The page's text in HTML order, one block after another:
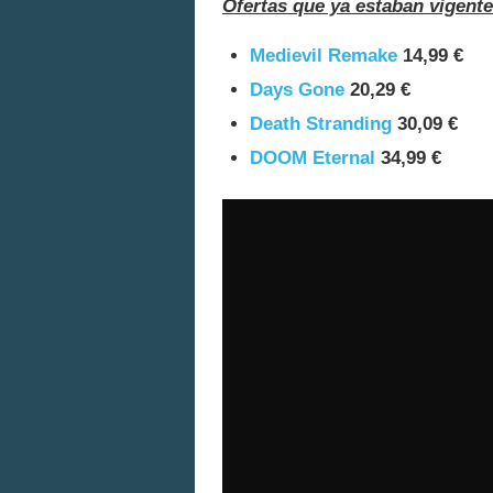
Ofertas que ya estaban
Medievil Remake 14,99 €
Days Gone 20,29 €
Death Stranding 30,09 €
DOOM Eternal 34,99 €